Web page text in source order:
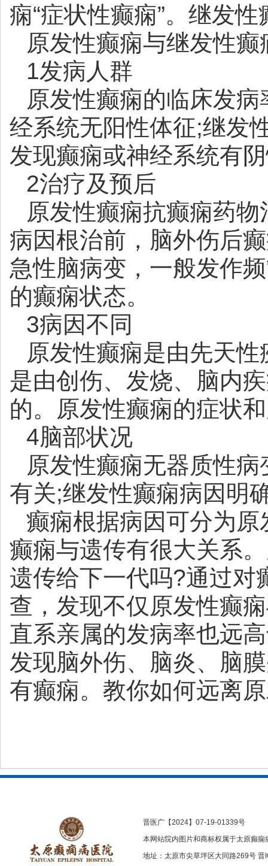
痫“症状性癫痫”。继发
原发性癫痫与继发性癫
1发病人群
原发性癫痫的临床发
经系统无阳性体征;继发
发现癫痫或神经系统有
2治疗及预后
原发性癫痫抗癫痫药
病因根治前，脑外伤后
急性脑病变，一般发作
的癫痫状态。
3病因不同
原发性癫痫是由先天
是由创伤、发烧、脑内
的。原发性癫痫的症状
4脑部状况
原发性癫痫无器质性
有关;继发性癫痫病因明
癫痫根据病因可分为
癫痫与遗传有很大关系
遗传给下一代吗?通过对
查，发现不仅原发性癫
直系亲属的发病率也远
发现脑外伤、脑炎、脑
有癫痫。教你如何远离
晋医广【2024】07-19-01339号
本网站院内图片和商标权属于太原癫
地址：太原市尖草坪区大同路269号 晋